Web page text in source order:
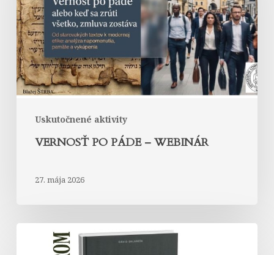
Uskutočnené aktivity
webinár
VERNOSŤ PO PÁDE – WEBINÁR
27. mája 2026
WEBINÁR